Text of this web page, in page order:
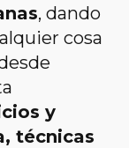
, dando
cosa
y
técnicas